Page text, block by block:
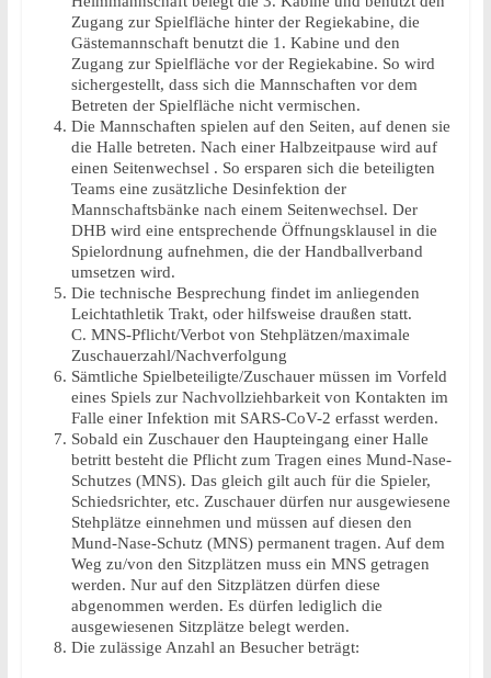
Zugang zur Spielfläche hinter der Regiekabine, die
Gästemannschaft benutzt die 1. Kabine und den
Zugang zur Spielfläche vor der Regiekabine. So wird
sichergestellt, dass sich die Mannschaften vor dem
Betreten der Spielfläche nicht vermischen.
Die Mannschaften spielen auf den Seiten, auf denen sie
die Halle betreten. Nach einer Halbzeitpause wird auf
einen Seitenwechsel . So ersparen sich die beteiligten
Teams eine zusätzliche Desinfektion der
Mannschaftsbänke nach einem Seitenwechsel. Der
DHB wird eine entsprechende Öffnungsklausel in die
Spielordnung aufnehmen, die der Handballverband
umsetzen wird.
Die technische Besprechung findet im anliegenden
Leichtathletik Trakt, oder hilfsweise draußen statt.
C. MNS-Pflicht/Verbot von Stehplätzen/maximale
Zuschauerzahl/Nachverfolgung
Sämtliche Spielbeteiligte/Zuschauer müssen im Vorfeld
eines Spiels zur Nachvollziehbarkeit von Kontakten im
Falle einer Infektion mit SARS-CoV-2 erfasst werden.
Sobald ein Zuschauer den Haupteingang einer Halle
betritt besteht die Pflicht zum Tragen eines Mund-Nase-
Schutzes (MNS). Das gleich gilt auch für die Spieler,
Schiedsrichter, etc. Zuschauer dürfen nur ausgewiesene
Stehplätze einnehmen und müssen auf diesen den
Mund-Nase-Schutz (MNS) permanent tragen. Auf dem
Weg zu/von den Sitzplätzen muss ein MNS getragen
werden. Nur auf den Sitzplätzen dürfen diese
abgenommen werden. Es dürfen lediglich die
ausgewiesenen Sitzplätze belegt werden.
Die zulässige Anzahl an Besucher beträgt: